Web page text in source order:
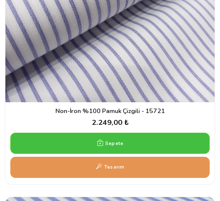
Non-İron %100 Pamuk Çizgili - 15721
2.249,00 ₺
Sepete
Tasarım